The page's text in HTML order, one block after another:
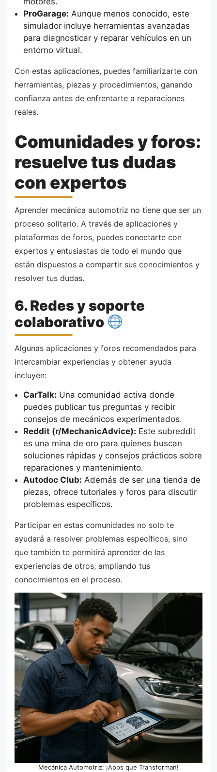
ProGarage: Aunque menos conocido, este
simulador incluye herramientas avanzadas
para diagnosticar y reparar vehículos en un
entorno virtual.
Con estas aplicaciones, puedes familiarizarte con
herramientas, piezas y procedimientos, ganando
confianza antes de enfrentarte a reparaciones
reales.
Comunidades y foros:
resuelve tus dudas
con expertos
Aprender mecánica automotriz no tiene que ser un
proceso solitario. A través de aplicaciones y
plataformas de foros, puedes conectarte con
expertos y entusiastas de todo el mundo que
están dispuestos a compartir sus conocimientos y
resolver tus dudas.
6. Redes y soporte
colaborativo
Algunas aplicaciones y foros recomendados para
intercambiar experiencias y obtener ayuda
incluyen:
CarTalk: Una comunidad activa donde
puedes publicar tus preguntas y recibir
consejos de mecánicos experimentados.
Reddit (r/MechanicAdvice): Este subreddit
es una mina de oro para quienes buscan
soluciones rápidas y consejos prácticos sobre
reparaciones y mantenimiento.
Autodoc Club: Además de ser una tienda de
piezas, ofrece tutoriales y foros para discutir
problemas específicos.
Participar en estas comunidades no solo te
ayudará a resolver problemas específicos, sino
que también te permitirá aprender de las
experiencias de otros, ampliando tus
conocimientos en el proceso.
Mecánica Automotriz: ¡Apps que Transforman!